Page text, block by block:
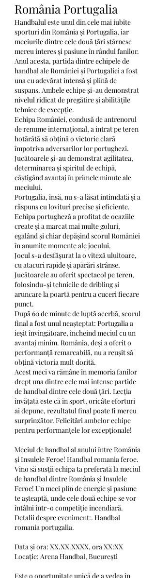
România Portugalia
Handbalul este unul din cele mai iubite
sporturi din România și Portugalia, iar
meciurile dintre cele două țări stârnesc
mereu interes și pasiune în rândul fanilor.
Anul acesta, partida dintre echipele de
handbal ale României și Portugaliei a fost
una cu adevărat intensă și plină de
suspans. Ambele echipe și-au demonstrat
nivelul ridicat de pregătire și abilitățile
tehnice de excepție.
Echipa României, condusă de antrenorul
de renume internațional, a intrat pe teren
hotărâtă să obțină o victorie clară
împotriva adversarilor lor portughezi.
Jucătoarele și-au demonstrat agilitatea,
determinarea și spiritul de echipă,
câștigând avantaj în primele minute ale
meciului.
Portugalia, însă, nu s-a lăsat intimdată și a
răspuns cu lovituri precise și eficiente.
Echipa portugheză a profitat de ocaziile
create și a marcat mai multe goluri,
egalând și chiar depășind scorul României
în anumite momente ale jocului.
Jocul s-a desfășurat la o viteză uluitoare,
cu atacuri rapide și apărări strânse.
Jucătoarele au oferit spectacol pe teren,
folosindu-și tehnicile de dribling și
aruncare la poartă pentru a cuceri fiecare
punct.
După 60 de minute de luptă acerbă, scorul
final a fost unul neașteptat: Portugalia a
ieșit învingătoare, încheind meciul cu un
avantaj minim. România, deși a oferit o
performanță remarcabilă, nu a reușit să
obțină victoria mult dorită.
Acest meci va rămâne în memoria fanilor
drept una dintre cele mai intense partide
de handbal dintre cele două țări. Lecția
învățată este că în sport, oricâte eforturi
ai depune, rezultatul final poate fi mereu
surprinzător. Felicitări ambelor echipe
pentru performanțele lor excepționale!
Meciul de handbal al anului între România
și Insulele Feroe! Handbal romania feroe.
Vino să susții echipa ta preferată la meciul
de handbal dintre România și Insulele
Feroe! Un meci plin de energie și pasiune
te așteaptă, unde cele două echipe se vor
întâlni într-o competiție incendiară.
Detalii despre eveniment:. Handbal
romania portugalia.
Data și ora: XX.XX.XXXX, ora XX:XX
Locație: Arena Handbal, București
Este o oportunitate unică de a vedea în